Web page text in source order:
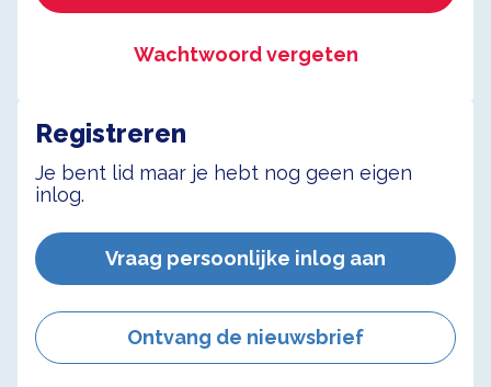
Wachtwoord vergeten
Registreren
Je bent lid maar je hebt nog geen eigen
inlog.
Vraag persoonlijke inlog aan
Ontvang de nieuwsbrief